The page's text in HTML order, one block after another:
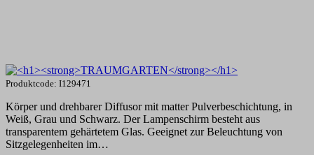
Produktcode: I129471
Körper und drehbarer Diffusor mit matter Pulverbeschichtung, in
Weiß, Grau und Schwarz. Der Lampenschirm besteht aus
transparentem gehärtetem Glas. Geeignet zur Beleuchtung von
Sitzgelegenheiten im…